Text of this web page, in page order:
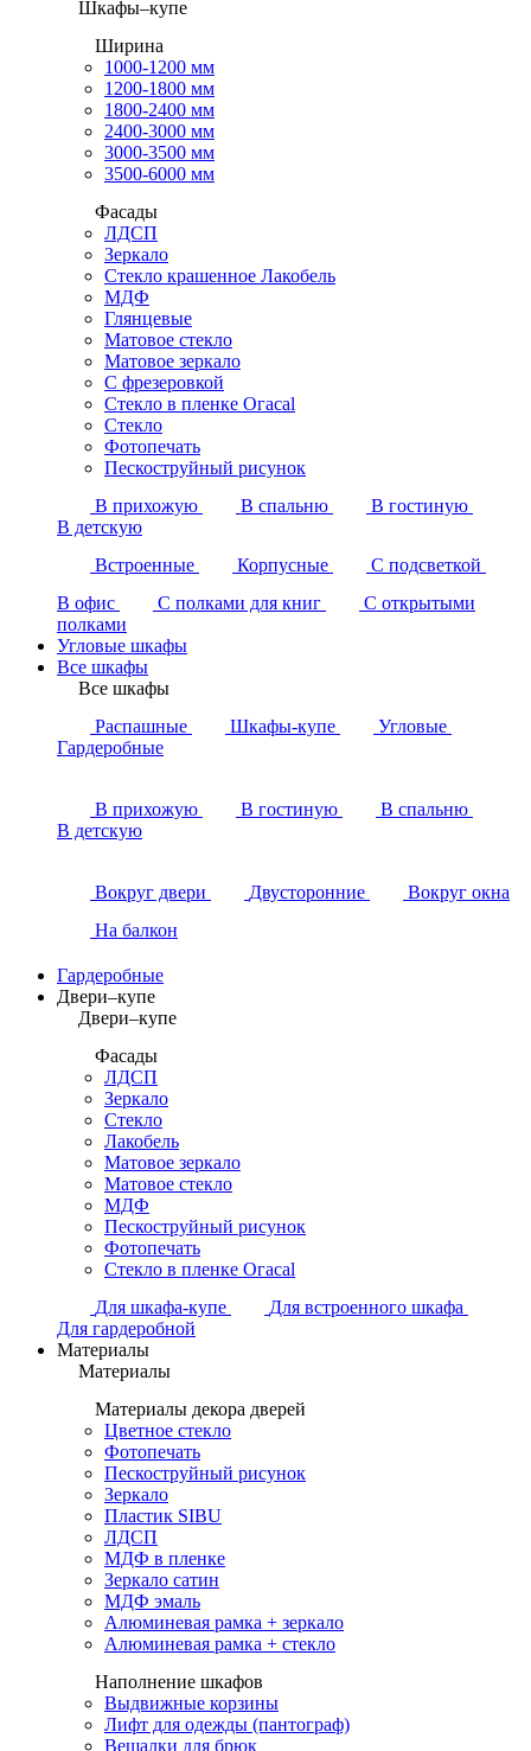
Шкафы–купе
Ширина
1000-1200 мм
1200-1800 мм
1800-2400 мм
2400-3000 мм
3000-3500 мм
3500-6000 мм
Фасады
ЛДСП
Зеркало
Стекло крашенное Лакобель
МДФ
Глянцевые
Матовое стекло
Матовое зеркало
С фрезеровкой
Стекло в пленке Огасаl
Стекло
Фотопечать
Пескоструйный рисунок
В прихожую
В спальню
В гостиную
В детскую
Встроенные
Корпусные
С подсветкой
В офис
С полками для книг
С открытыми
полками
Угловые шкафы
Все шкафы
Все шкафы
Распашные
Шкафы-купе
Угловые
Гардеробные
В прихожую В гостиную
В спальню
В детскую
Вокруг двери Двусторонние
Вокруг окна
На балкон
Гардеробные
Двери–купе
Двери–купе
Фасады
ЛДСП
Зеркало
Стекло
Лакобель
Матовое зеркало
Матовое стекло
МДФ
Пескоструйный рисунок
Фотопечать
Стекло в пленке Огасаl
Для шкафа-купе
Для встроенного шкафа
Для гардеробной
Материалы
Материалы
Материалы декора дверей
Цветное стекло
Фотопечать
Пескоструйный рисунок
Зеркало
Пластик SIBU
ЛДСП
МДФ в пленке
Зеркало сатин
МДФ эмаль
Алюминевая рамка + зеркало
Алюминевая рамка + стекло
Наполнение шкафов
Выдвижные корзины
Лифт для одежды (пантограф)
Вешалки для брюк